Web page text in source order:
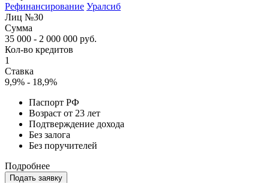
Рефинансирование Уралсиб
Лиц №30
Сумма
35 000 - 2 000 000 руб.
Кол-во кредитов
1
Ставка
9,9% - 18,9%
Паспорт РФ
Возраст от 23 лет
Подтверждение дохода
Без залога
Без поручителей
Подробнее
Подать заявку